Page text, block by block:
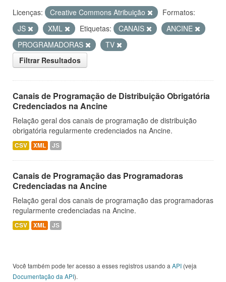
Licenças: Creative Commons Atribuição
Formatos:
JS
XML Etiquetas: CANAIS
ANCINE
PROGRAMADORAS
TV
Filtrar Resultados
Canais de Programação de Distribuição Obrigatória
Credenciados na Ancine
Relação geral dos canais de programação de distribuição
obrigatória regularmente credenciados na Ancine.
CSV XML JS
Canais de Programação das Programadoras
Credenciadas na Ancine
Relação geral dos canais de programação das programadoras
regularmente credenciadas na Ancine.
CSV XML JS
Você também pode ter acesso a esses registros usando a API (veja
Documentação da API).